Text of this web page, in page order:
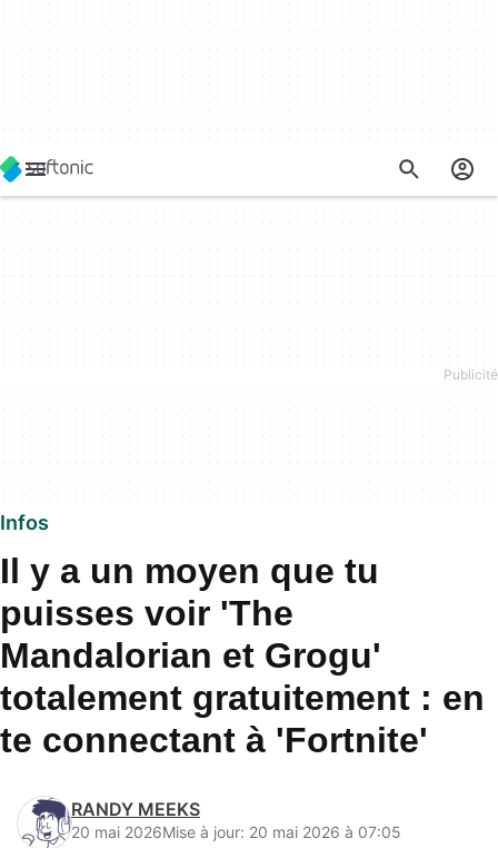
Infos
Il y a un moyen que tu
puisses voir 'The
Mandalorian et Grogu'
totalement gratuitement : en
te connectant à 'Fortnite'
RANDY MEEKS
20 mai 2026Mise à jour: 20 mai 2026 à 07:05